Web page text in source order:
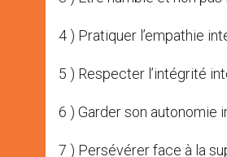
4 ) Pratiquer l’empathie
5 ) Respecter l’intégrité
6 ) Garder son autonomie
7 ) Persévérer face à la